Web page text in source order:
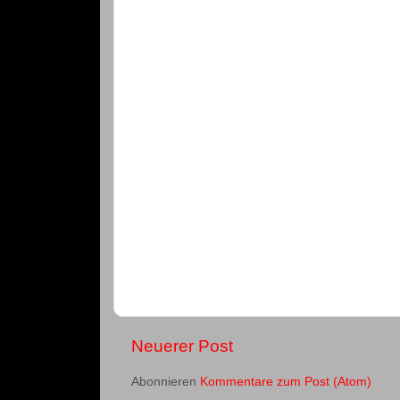
Neuerer Post
Abonnieren Kommentare zum Post (Atom)